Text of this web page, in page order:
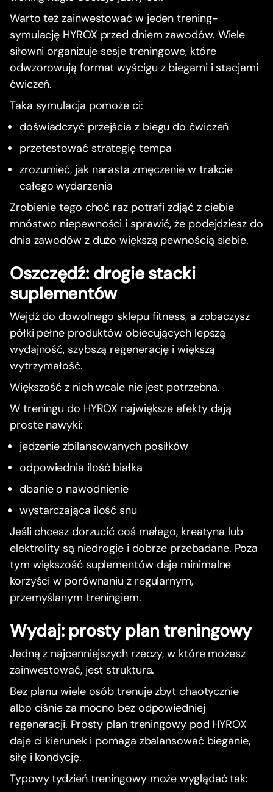
Warto też zainwestować w jeden trening-
symulację HYROX przed dniem zawodów. Wiele
siłowni organizuje sesje treningowe, które
odwzorowują format wyścigu z biegami i stacjami
ćwiczeń.
Taka symulacja pomoże ci:
doświadczyć przejścia z biegu do ćwiczeń
przetestować strategię tempa
zrozumieć, jak narasta zmęczenie w trakcie
całego wydarzenia
Zrobienie tego choć raz potrafi zdjąć z ciebie
mnóstwo niepewności i sprawić, że podejdziesz do
dnia zawodów z dużo większą pewnością siebie.
Oszczędź: drogie stacki
suplementów
Wejdź do dowolnego sklepu fitness, a zobaczysz
półki pełne produktów obiecujących lepszą
wydajność, szybszą regenerację i większą
wytrzymałość.
Większość z nich wcale nie jest potrzebna.
W treningu do HYROX największe efekty dają
proste nawyki:
jedzenie zbilansowanych posiłków
odpowiednia ilość białka
dbanie o nawodnienie
wystarczająca ilość snu
Jeśli chcesz dorzucić coś małego, kreatyna lub
elektrolity są niedrogie i dobrze przebadane. Poza
tym większość suplementów daje minimalne
korzyści w porównaniu z regularnym,
przemyślanym treningiem.
Wydaj: prosty plan treningowy
Jedną z najcenniejszych rzeczy, w które możesz
zainwestować, jest struktura.
Bez planu wiele osób trenuje zbyt chaotycznie
albo ciśnie za mocno bez odpowiedniej
regeneracji. Prosty plan treningowy pod HYROX
daje ci kierunek i pomaga zbalansować bieganie,
siłę i kondycję.
Typowy tydzień treningowy może wyglądać tak: